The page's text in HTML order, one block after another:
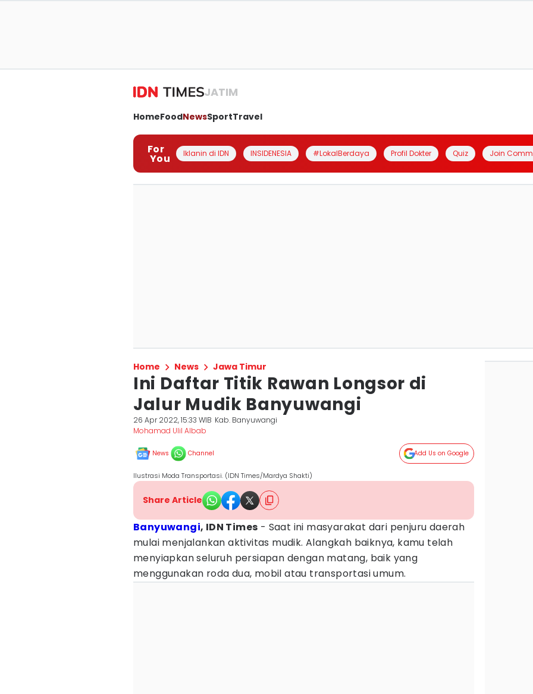
JATIM
HomeFoodNewsSportTravel
For
You Iklanin di IDN INSIDENESIA #LokalBerdaya Profil Dokter Quiz Join
Home News Jawa Timur
Ini Daftar Titik Rawan Longsor di
Jalur Mudik Banyuwangi
26 Apr 2022, 15:33 WIB Kab. Banyuwangi
Mohamad Ulil Albab
News Channel Add Us on Google
Ilustrasi Moda Transportasi. (IDN Times/Mardya Shakti)
Share Article
Banyuwangi, IDN Times - Saat ini masyarakat dari penjuru daerah
mulai menjalankan aktivitas mudik. Alangkah baiknya, kamu telah
menyiapkan seluruh persiapan dengan matang, baik yang
menggunakan roda dua, mobil atau transportasi umum.